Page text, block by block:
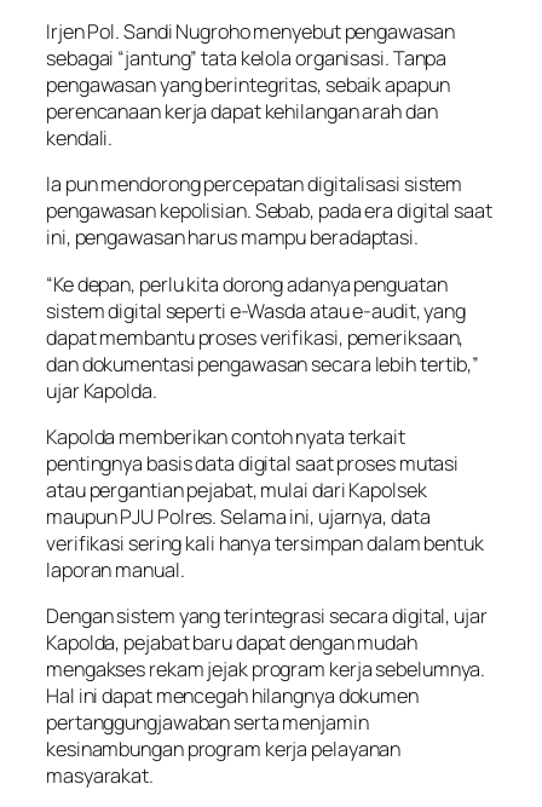
Irjen Pol. Sandi Nugroho menyebut pengawasan
sebagai “jantung” tata kelola organisasi. Tanpa
pengawasan yang berintegritas, sebaik apapun
perencanaan kerja dapat kehilangan arah dan
kendali.
Ia pun mendorong percepatan digitalisasi sistem
pengawasan kepolisian. Sebab, pada era digital saat
ini, pengawasan harus mampu beradaptasi.
“Ke depan, perlu kita dorong adanya penguatan
sistem digital seperti e-Wasda atau e-audit, yang
dapat membantu proses verifikasi, pemeriksaan,
dan dokumentasi pengawasan secara lebih tertib,”
ujar Kapolda.
Kapolda memberikan contoh nyata terkait
pentingnya basis data digital saat proses mutasi
atau pergantian pejabat, mulai dari Kapolsek
maupun PJU Polres. Selama ini, ujarnya, data
verifikasi sering kali hanya tersimpan dalam bentuk
laporan manual.
Dengan sistem yang terintegrasi secara digital, ujar
Kapolda, pejabat baru dapat dengan mudah
mengakses rekam jejak program kerja sebelumnya.
Hal ini dapat mencegah hilangnya dokumen
pertanggungjawaban serta menjamin
kesinambungan program kerja pelayanan
masyarakat.